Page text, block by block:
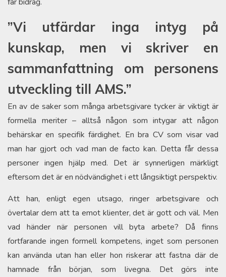
”Vi utfärdar inga intyg på
kunskap, men vi skriver en
sammanfattning om personens
utveckling till AMS.”
En av de saker som många arbetsgivare tycker är viktigt är
formella meriter – alltså någon som intygar att någon
behärskar en specifik färdighet. En bra CV som visar vad
man har gjort och vad man de facto kan. Detta får dessa
personer ingen hjälp med. Det är synnerligen märkligt
eftersom det är en nödvändighet i ett långsiktigt perspektiv.
Att han, enligt egen utsago, ringer arbetsgivare och
övertalar dem att ta emot klienter, det är gott och väl. Men
vad händer när personen vill byta arbete? Då finns
fortfarande ingen formell kompetens, inget som personen
kan använda utan han eller hon riskerar att fastna där de
hamnade från början, som livegna. Det görs inte